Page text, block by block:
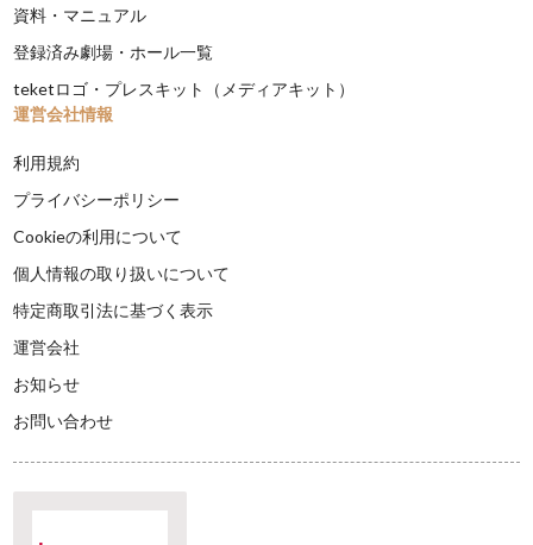
資料・マニュアル
登録済み劇場・ホール一覧
teketロゴ・プレスキット（メディアキット）
運営会社情報
利用規約
プライバシーポリシー
Cookieの利用について
個人情報の取り扱いについて
特定商取引法に基づく表示
運営会社
お知らせ
お問い合わせ